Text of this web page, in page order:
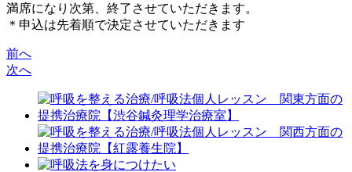
満席になり次第、終了させていただきます。
＊申込は先着順で決定させていただきます
前へ
次へ